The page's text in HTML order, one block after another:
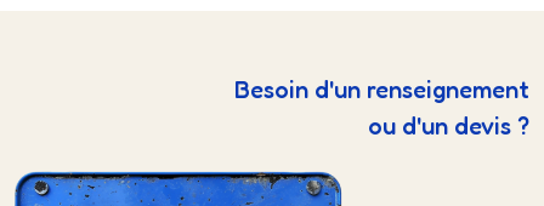
Besoin d'un renseignement
ou d'un devis ?